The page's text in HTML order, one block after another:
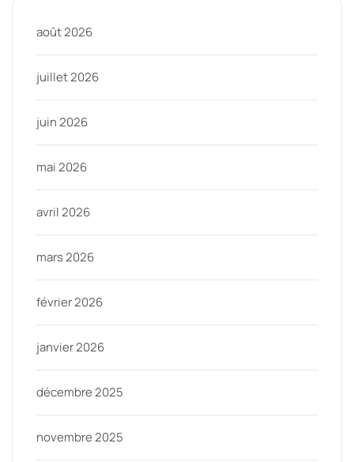
août 2026
juillet 2026
juin 2026
mai 2026
avril 2026
mars 2026
février 2026
janvier 2026
décembre 2025
novembre 2025